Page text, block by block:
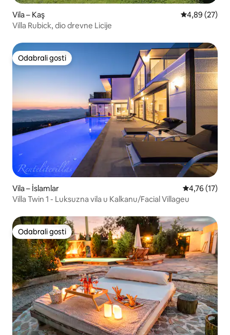
Vila – Kaş Prosječna
4,89 (27)
Villa Rubick, dio drevne Licije
Odabrali gosti
Odabrali gosti
Vila – İslamlar Prosječna
4,76 (17)
Villa Twin 1 - Luksuzna vila u Kalkanu/Facial Villageu
Odabrali gosti
Odabrali gosti